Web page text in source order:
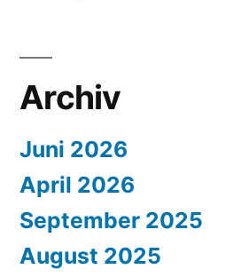
Archiv
Juni 2026
April 2026
September 2025
August 2025